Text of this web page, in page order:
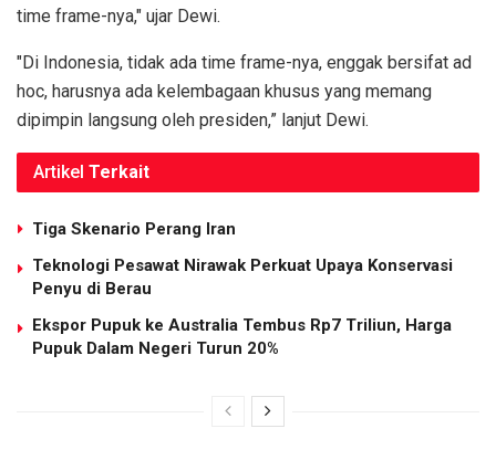
time frame-nya," ujar Dewi.
"Di Indonesia, tidak ada time frame-nya, enggak bersifat ad
hoc, harusnya ada kelembagaan khusus yang memang
dipimpin langsung oleh presiden,” lanjut Dewi.
Artikel Terkait
Tiga Skenario Perang Iran
Teknologi Pesawat Nirawak Perkuat Upaya Konservasi
Penyu di Berau
Ekspor Pupuk ke Australia Tembus Rp7 Triliun, Harga
Pupuk Dalam Negeri Turun 20%